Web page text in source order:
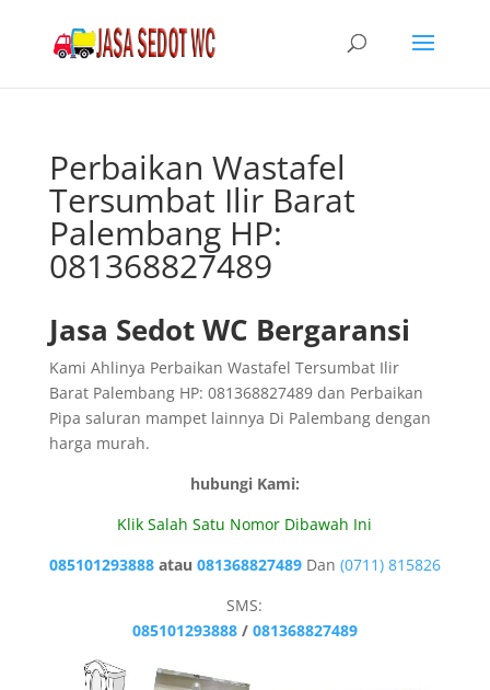
Perbaikan Wastafel
Tersumbat Ilir Barat
Palembang HP:
081368827489
Jasa Sedot WC Bergaransi
Kami Ahlinya Perbaikan Wastafel Tersumbat Ilir
Barat Palembang HP: 081368827489 dan Perbaikan
Pipa saluran mampet lainnya Di Palembang dengan
harga murah.
hubungi Kami:
Klik Salah Satu Nomor Dibawah Ini
085101293888 atau 081368827489Dan (0711) 815826
SMS:
085101293888/ 081368827489